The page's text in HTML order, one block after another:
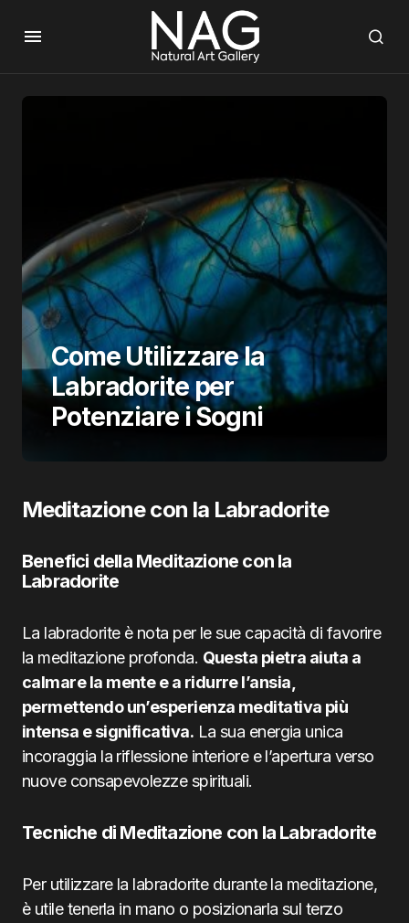
Come Utilizzare la
Labradorite per
Potenziare i Sogni
Meditazione con la Labradorite
Benefici della Meditazione con la
Labradorite
La labradorite è nota per le sue capacità di favorire
la meditazione profonda. Questa pietra aiuta a
calmare la mente e a ridurre l’ansia,
permettendo un’esperienza meditativa più
intensa e significativa. La sua energia unica
incoraggia la riflessione interiore e l’apertura verso
nuove consapevolezze spirituali.
Tecniche di Meditazione con la Labradorite
Per utilizzare la labradorite durante la meditazione,
è utile tenerla in mano o posizionarla sul terzo